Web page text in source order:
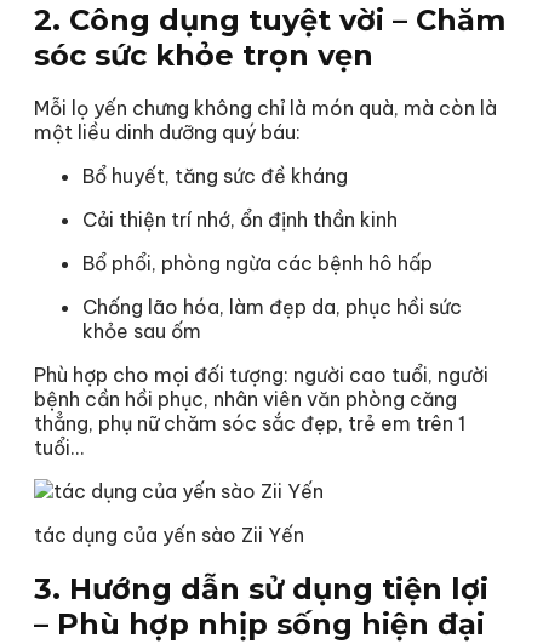
2. Công dụng tuyệt vời – Chăm
sóc sức khỏe trọn vẹn
Mỗi lọ yến chưng không chỉ là món quà, mà còn là
một liều dinh dưỡng quý báu:
Bổ huyết, tăng sức đề kháng
Cải thiện trí nhớ, ổn định thần kinh
Bổ phổi, phòng ngừa các bệnh hô hấp
Chống lão hóa, làm đẹp da, phục hồi sức
khỏe sau ốm
Phù hợp cho mọi đối tượng: người cao tuổi, người
bệnh cần hồi phục, nhân viên văn phòng căng
thẳng, phụ nữ chăm sóc sắc đẹp, trẻ em trên 1
tuổi…
tác dụng của yến sào Zii Yến
3. Hướng dẫn sử dụng tiện lợi
– Phù hợp nhịp sống hiện đại